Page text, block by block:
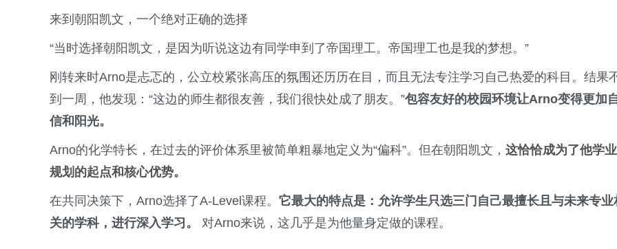
来到朝阳凯文，一个绝对正确的选择
“当时选择朝阳凯文，是因为听说这边有同学申到了帝国理工。帝国理工也是我的梦想。”
刚转来时Arno是忐忑的，公立校紧张高压的氛围还历历在目，而且无法专注学习自己热爱的科目。结果
到一周，他发现：“这边的师生都很友善，我们很快处成了朋友。”包容友好的校园环境让Arno变得更加
信和阳光。
Arno的化学特长，在过去的评价体系里被简单粗暴地定义为“偏科”。但在朝阳凯文， 这恰恰成为了他学业
规划的起点和核心优势。
在共同决策下，Arno选择了A-Level课程。 它最大的特点是：允许学生只选三门自己最擅长且与未来专业
关的学科，进行深入学习。
对Arno来说，这几乎是为他量身定做的课程。